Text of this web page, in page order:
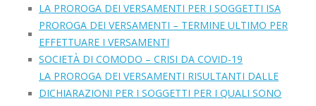
LA PROROGA DEI VERSAMENTI PER I SOGGETTI ISA
PROROGA DEI VERSAMENTI – TERMINE ULTIMO PER
EFFETTUARE I VERSAMENTI
SOCIETÀ DI COMODO – CRISI DA COVID-19
LA PROROGA DEI VERSAMENTI RISULTANTI DALLE
DICHIARAZIONI PER I SOGGETTI PER I QUALI SONO